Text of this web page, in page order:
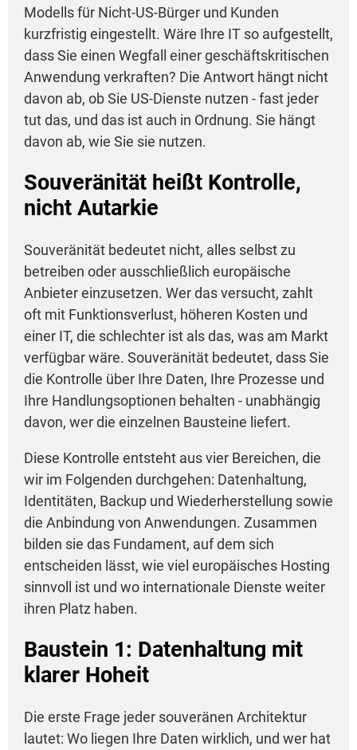
Modells für Nicht-US-Bürger und Kunden
kurzfristig eingestellt. Wäre Ihre IT so aufgestellt,
dass Sie einen Wegfall einer geschäftskritischen
Anwendung verkraften? Die Antwort hängt nicht
davon ab, ob Sie US-Dienste nutzen - fast jeder
tut das, und das ist auch in Ordnung. Sie hängt
davon ab, wie Sie sie nutzen.
Souveränität heißt Kontrolle,
nicht Autarkie
Souveränität bedeutet nicht, alles selbst zu
betreiben oder ausschließlich europäische
Anbieter einzusetzen. Wer das versucht, zahlt
oft mit Funktionsverlust, höheren Kosten und
einer IT, die schlechter ist als das, was am Markt
verfügbar wäre. Souveränität bedeutet, dass Sie
die Kontrolle über Ihre Daten, Ihre Prozesse und
Ihre Handlungsoptionen behalten - unabhängig
davon, wer die einzelnen Bausteine liefert.
Diese Kontrolle entsteht aus vier Bereichen, die
wir im Folgenden durchgehen: Datenhaltung,
Identitäten, Backup und Wiederherstellung sowie
die Anbindung von Anwendungen. Zusammen
bilden sie das Fundament, auf dem sich
entscheiden lässt, wie viel europäisches Hosting
sinnvoll ist und wo internationale Dienste weiter
ihren Platz haben.
Baustein 1: Datenhaltung mit
klarer Hoheit
Die erste Frage jeder souveränen Architektur
lautet: Wo liegen Ihre Daten wirklich, und wer hat